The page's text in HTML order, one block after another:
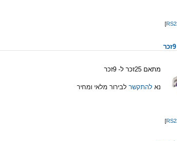
]
מתאם 25זכר ל- 9זכר
נא להתקשר לבירור מלאי ומחיר
]